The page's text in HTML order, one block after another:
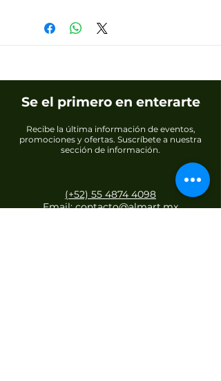
Se el primero en enterarte
Recibe la última información de eventos,
promociones y ofertas. Suscríbete a nuestra
sección de información.
(+52) 55 4874 4098
Email: contacto@almart.mx